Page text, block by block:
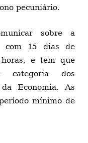
pecuniário.
sobre a
com 15 dias de
e tem que
categoria dos
Economia. As
mínimo de